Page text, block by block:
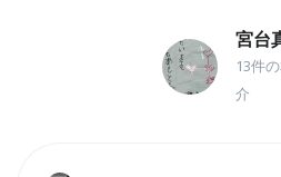
宮台
13件
介